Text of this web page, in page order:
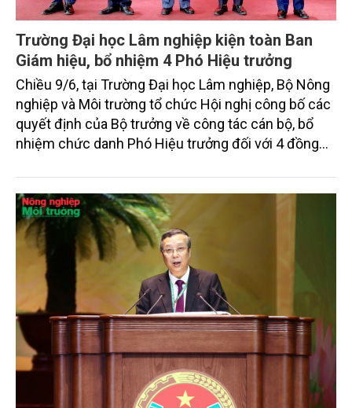
Trường Đại học Lâm nghiệp kiện toàn Ban
Giám hiệu, bổ nhiệm 4 Phó Hiệu trưởng
Chiều 9/6, tại Trường Đại học Lâm nghiệp, Bộ Nông
nghiệp và Môi trường tổ chức Hội nghị công bố các
quyết định của Bộ trưởng về công tác cán bộ, bổ
nhiệm chức danh Phó Hiệu trưởng đối với 4 đồng
trong quá trình kiện toàn bộ máy quản lý, bảo đảm
sự ổn định, kế thừa và phát triển của một trong
những cơ sở đào tạo đầu ngành về lâm nghiệp, tài
nguyên và môi trường của cả nước.